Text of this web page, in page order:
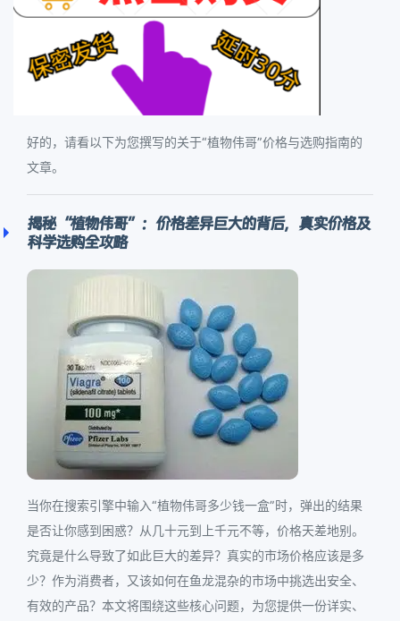
好的，请看以下为您撰写的关于“植物伟哥”价格与选购指南的
文章。
揭秘“植物伟哥”：价格差异巨大的背后，真实价格及
科学选购全攻略
当你在搜索引擎中输入“植物伟哥多少钱一盒”时，弹出的结果
是否让你感到困惑？从几十元到上千元不等，价格天差地别。
究竟是什么导致了如此巨大的差异？真实的市场价格应该是多
少？作为消费者，又该如何在鱼龙混杂的市场中挑选出安全、
有效的产品？本文将围绕这些核心问题，为您提供一份详实、